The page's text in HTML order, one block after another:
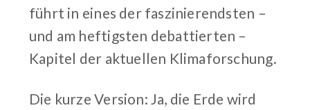
führt in eines der faszinierendsten –
und am heftigsten debattierten –
Kapitel der aktuellen Klimaforschung.
Die kurze Version: Ja, die Erde wird